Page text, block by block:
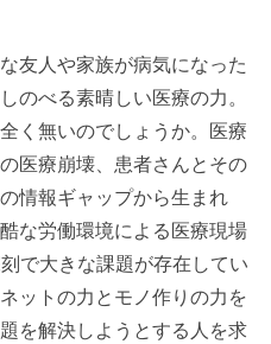
技術やワークフローの標準
存在する
役員として、エンジニアリ
加している
のイベントやカンファレン
悪しをメンバーがよく会話
友人や家族が病気になった
のべる素晴しい医療の力。
く無いのでしょうか。医療
医療崩壊、患者さんとその
情報ギャップから生まれ
な労働環境による医療現場
で大きな課題が存在してい
ットの力とモノ作りの力を
を解決しようとする人を求